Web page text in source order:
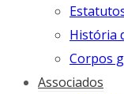
História
Corpos
Associados